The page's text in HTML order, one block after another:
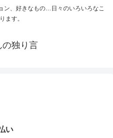
ン、好きなもの…日々のいろいろなこ
ます。
の独り言
い